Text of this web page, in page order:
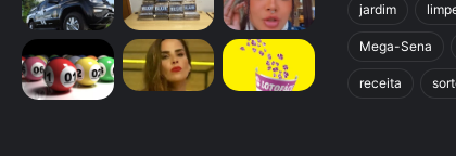
jardim
Mega-Sena
receita